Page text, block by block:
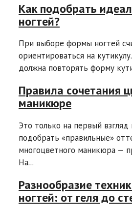
Как подобрать
ногтей?
При выборе формы ногтей
ориентироваться на
должна повторять форму
Правила сочетания
маникюре
Это только на первый взгляд
подобрать «правильные»
многоцветного маникюра —
На...
Разнообразие
ногтей: от геля до